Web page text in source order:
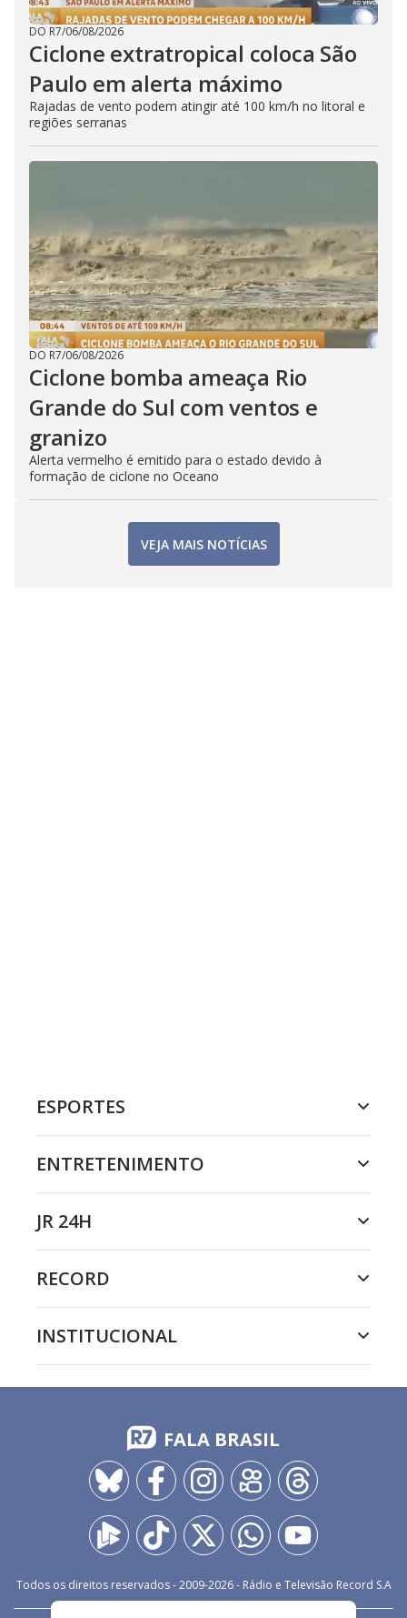
DO R7/06/08/2026
Ciclone extratropical coloca São
Paulo em alerta máximo
Rajadas de vento podem atingir até 100 km/h no litoral e
regiões serranas
DO R7/06/08/2026
Ciclone bomba ameaça Rio
Grande do Sul com ventos e
granizo
Alerta vermelho é emitido para o estado devido à
formação de ciclone no Oceano
VEJA MAIS NOTÍCIAS
ESPORTES
ENTRETENIMENTO
JR 24H
RECORD
INSTITUCIONAL
FALA BRASIL
Todos os direitos reservados - 2009-2026- Rádio e Televisão Record S.A